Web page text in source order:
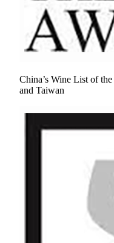
China’s Wine List of
and Taiwan